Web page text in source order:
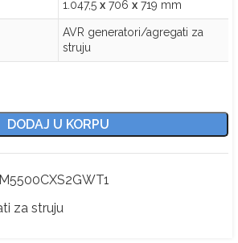
1.047,5 x 706 x 719 mm
AVR generatori/agregati za
struju
DODAJ U KORPU
za struju